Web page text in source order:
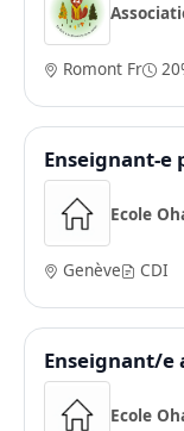
Romont Fr
Enseignant-e
Ecole
Genève CDI
Enseignant/
Ecole